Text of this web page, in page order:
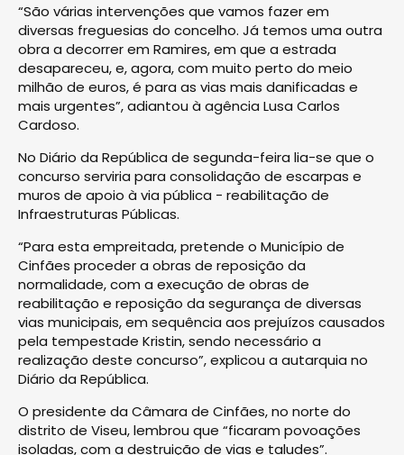
“São várias intervenções que vamos fazer em
diversas freguesias do concelho. Já temos uma outra
obra a decorrer em Ramires, em que a estrada
desapareceu, e, agora, com muito perto do meio
milhão de euros, é para as vias mais danificadas e
mais urgentes”, adiantou à agência Lusa Carlos
Cardoso.
No Diário da República de segunda-feira lia-se que o
concurso serviria para consolidação de escarpas e
muros de apoio à via pública - reabilitação de
Infraestruturas Públicas.
“Para esta empreitada, pretende o Município de
Cinfães proceder a obras de reposição da
normalidade, com a execução de obras de
reabilitação e reposição da segurança de diversas
vias municipais, em sequência aos prejuízos causados
pela tempestade Kristin, sendo necessário a
realização deste concurso”, explicou a autarquia no
Diário da República.
O presidente da Câmara de Cinfães, no norte do
distrito de Viseu, lembrou que “ficaram povoações
isoladas, com a destruição de vias e taludes”.